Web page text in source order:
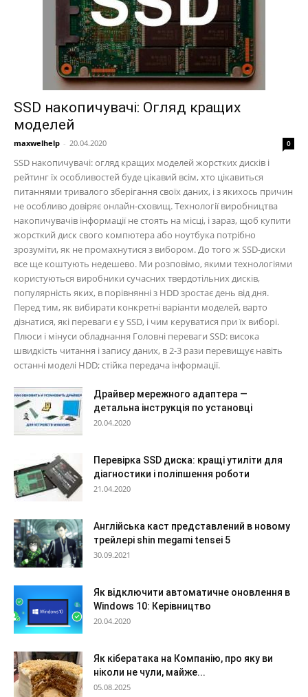
SSD накопичувачі: Огляд кращих
моделей
maxwelhelp - 20.04.2020 0
SSD накопичувачі: огляд кращих моделей жорстких дисків і
рейтинг їх особливостей буде цікавий всім, хто цікавиться
питаннями тривалого зберігання своїх даних, і з якихось причин
не особливо довіряє онлайн-сховищ. Технології виробництва
накопичувачів інформації не стоять на місці, і зараз, щоб купити
жорсткий диск свого компютера або ноутбука потрібно
зрозуміти, як не промахнутися з вибором. До того ж SSD-диски
все ще коштують недешево. Ми розповімо, якими технологіями
користуються виробники сучасних твердотільних дисків,
популярність яких, в порівнянні з HDD зростає день від дня.
Перед тим, як вибирати конкретні варіанти моделей, варто
дізнатися, які переваги є у SSD, і чим керуватися при їх виборі.
Плюси і мінуси обладнання Головні переваги SSD: висока
швидкість читання і запису даних, в 2-3 рази перевищує навіть
останні моделі HDD; стійка передача інформації.
Драйвер мережного адаптера —
детальна інструкція по установці
20.04.2020
Перевірка SSD диска: кращі утиліти для
діагностики і поліпшення роботи
21.04.2020
Англійська каст представлений в новому
трейлері shin megami tensei 5
30.09.2021
Як відключити автоматичне оновлення в
Windows 10: Керівництво
20.04.2020
Як кібератака на Компанію, про яку ви
ніколи не чули, майже...
05.08.2025